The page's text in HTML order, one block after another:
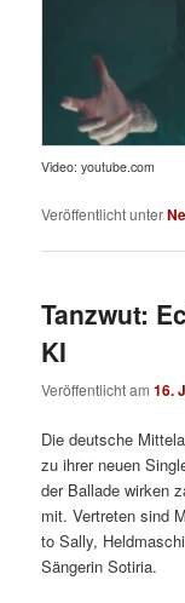
Video: youtube.com
Veröffentlicht unter
Tanzwut:
KI
Veröffentlicht am16.
Die deutsche
zu ihrer neuen
der Ballade wirken
mit. Vertreten sind
to Sally,
Sängerin Sotiria.